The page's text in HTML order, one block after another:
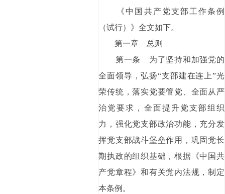
《中国共产党支部工作条例
（试行）》全文如下。
第一章 总则
第一条 为了坚持和加强党的
全面领导，弘扬“支部建在连上”光
荣传统，落实党要管党、全面从严
治党要求，全面提升党支部组织
力，强化党支部政治功能，充分发
挥党支部战斗堡垒作用，巩固党长
期执政的组织基础，根据《中国共
产党章程》和有关党内法规，制定
本条例。